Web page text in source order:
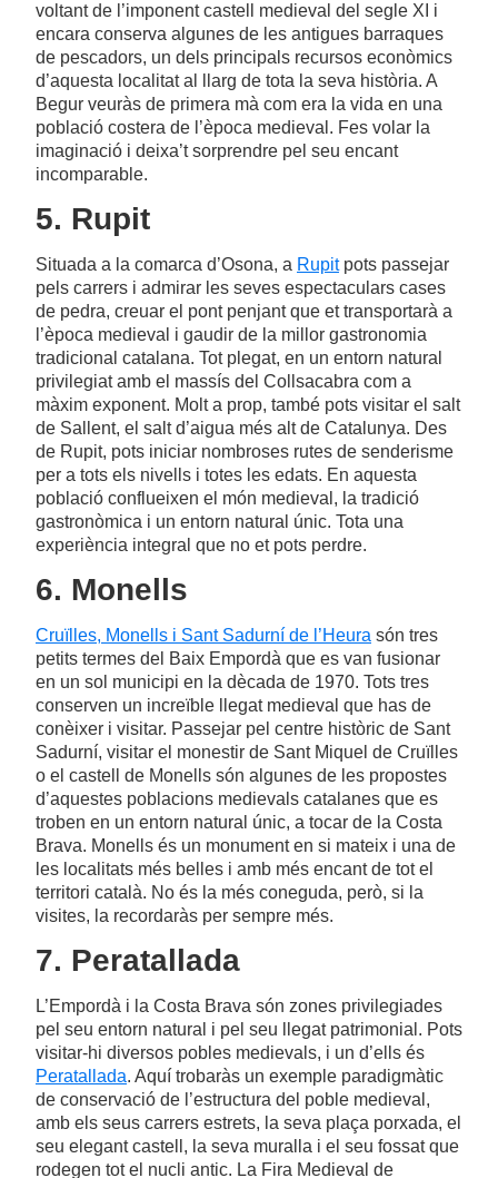
voltant de l’imponent castell medieval del segle XI i
encara conserva algunes de les antigues barraques
de pescadors, un dels principals recursos econòmics
d’aquesta localitat al llarg de tota la seva història. A
Begur veuràs de primera mà com era la vida en una
població costera de l’època medieval. Fes volar la
imaginació i deixa’t sorprendre pel seu encant
incomparable.
5. Rupit
Situada a la comarca d’Osona, a Rupitpots passejar
pels carrers i admirar les seves espectaculars cases
de pedra, creuar el pont penjant que et transportarà a
l’època medieval i gaudir de la millor gastronomia
tradicional catalana. Tot plegat, en un entorn natural
privilegiat amb el massís del Collsacabra com a
màxim exponent. Molt a prop, també pots visitar el salt
de Sallent, el salt d’aigua més alt de Catalunya. Des
de Rupit, pots iniciar nombroses rutes de senderisme
per a tots els nivells i totes les edats. En aquesta
població conflueixen el món medieval, la tradició
gastronòmica i un entorn natural únic. Tota una
experiència integral que no et pots perdre.
6. Monells
Cruïlles, Monells i Sant Sadurní de l’Heura són tres
petits termes del Baix Empordà que es van fusionar
en un sol municipi en la dècada de 1970. Tots tres
conserven un increïble llegat medieval que has de
conèixer i visitar. Passejar pel centre històric de Sant
Sadurní, visitar el monestir de Sant Miquel de Cruïlles
o el castell de Monells són algunes de les propostes
d’aquestes poblacions medievals catalanes que es
troben en un entorn natural únic, a tocar de la Costa
Brava. Monells és un monument en si mateix i una de
les localitats més belles i amb més encant de tot el
territori català. No és la més coneguda, però, si la
visites, la recordaràs per sempre més.
7. Peratallada
L’Empordà i la Costa Brava són zones privilegiades
pel seu entorn natural i pel seu llegat patrimonial. Pots
visitar-hi diversos pobles medievals, i un d’ells és
Peratallada. Aquí trobaràs un exemple paradigmàtic
de conservació de l’estructura del poble medieval,
amb els seus carrers estrets, la seva plaça porxada, el
seu elegant castell, la seva muralla i el seu fossat que
rodegen tot el nucli antic. La Fira Medieval de